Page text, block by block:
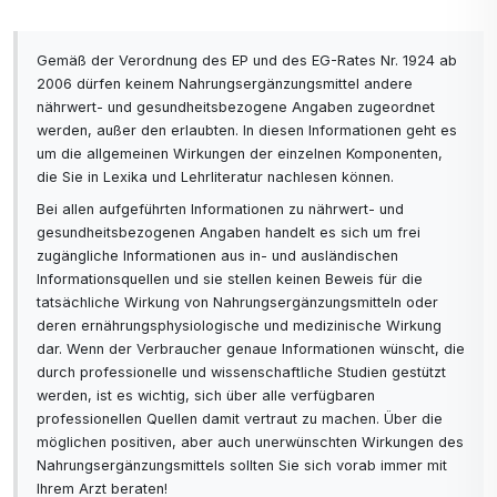
verträglich.
Linderung von juckender Kopfhaut
"Für diejenigen, die unter Schuppen leiden, wirkt
Poren nicht, was zu einer Schädigung der
Haarfollikel führen kann", sagt Gina Rivera,
Hairstylistin und Gründerin von Phenix Salon
Suites. Um Arganöl als zusätzliche Behandlung zu
verwenden, empfiehlt sie, ein paar Tropfen in die
Kopfhaut einzumassieren, um die Durchblutung
anzuregen. Am besten über Nacht einwirken
lassen und dann morgens abspülen.
Vermeiden Sie Hitzeschäden
Gemäß der Verordnung des EP und des EG-Rates Nr. 1924 ab
2006 dürfen keinem Nahrungsergänzungsmittel andere
nährwert- und gesundheitsbezogene Angaben zugeordnet
werden, außer den erlaubten. In diesen Informationen geht es
um die allgemeinen Wirkungen der einzelnen Komponenten,
die Sie in Lexika und Lehrliteratur nachlesen können.
Bei allen aufgeführten Informationen zu nährwert- und
gesundheitsbezogenen Angaben handelt es sich um frei
zugängliche Informationen aus in- und ausländischen
Informationsquellen und sie stellen keinen Beweis für die
tatsächliche Wirkung von Nahrungsergänzungsmitteln oder
deren ernährungsphysiologische und medizinische Wirkung
dar. Wenn der Verbraucher genaue Informationen wünscht, die
durch professionelle und wissenschaftliche Studien gestützt
werden, ist es wichtig, sich über alle verfügbaren
professionellen Quellen damit vertraut zu machen. Über die
möglichen positiven, aber auch unerwünschten Wirkungen des
Nahrungsergänzungsmittels sollten Sie sich vorab immer mit
Ihrem Arzt beraten!